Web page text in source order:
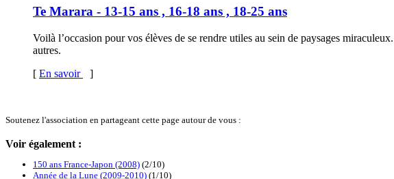
Te Marara - 13-15 ans , 16-18 ans , 18-25 ans
Voilà l’occasion pour vos élèves de se rendre utiles au sein de paysages
autres.
[ En savoir ]
Soutenez l'association en partageant cette page autour de vous :
Voir également :
150 ans France-Japon (2008) (2/10)
Année de la Lune (2009-2010) (1/10)